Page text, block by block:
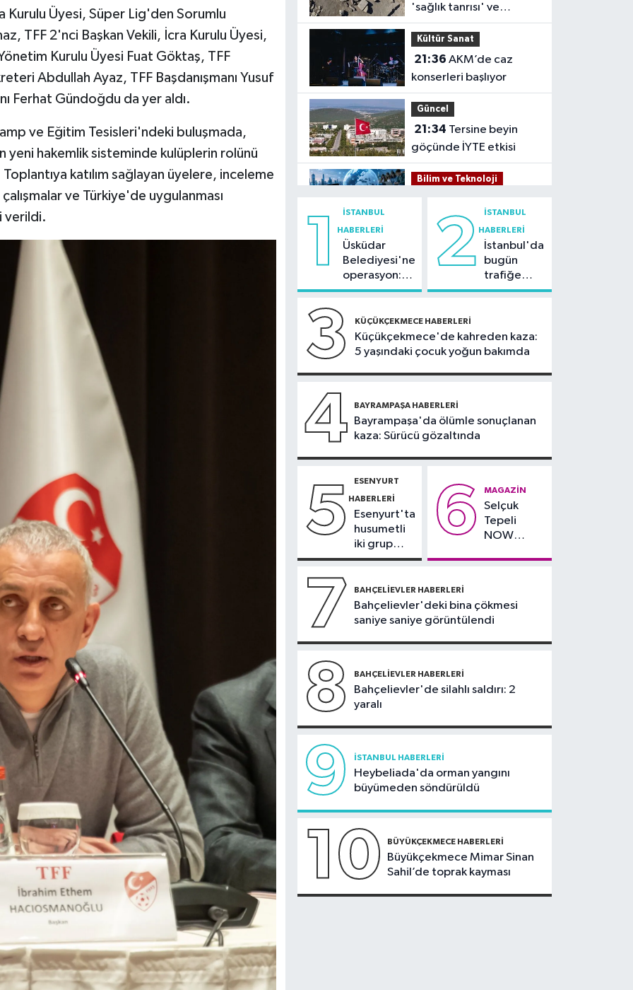
Kurulu Üyesi, Süper Lig'den Sorumlu
TFF 2'nci Başkan Vekili, İcra Kurulu Üyesi,
Kurulu Üyesi Fuat Göktaş, TFF
Abdullah Ayaz, TFF Başdanışmanı Yusuf
Ferhat Gündoğdu da yer aldı.
ve Eğitim Tesisleri'ndeki buluşmada,
yeni hakemlik sisteminde kulüplerin rolünü
katılım sağlayan üyelere, inceleme
ve Türkiye'de uygulanması
verildi.
'sağlık tanrısı' ve
oğlunun heykeli bulundu
Kültür Sanat
21:36
konserleri başlıyor
Güncel
21:34
göçünde İYTE etkisi
Bilim ve Teknoloji
bireylerin oranı yüzde
92,3 oldu
Bilim ve Teknoloji
21:235G abone sayısı
4 ayda 44,5 milyona
Kültür Sanat
21:21Esenler
Belediyesi vatandaşları
yazlık sinemada
21:17"Karaciğerim
yağlı" demeyin,
önlemini alın
1 İSTANBUL
HABERLERI
Üsküdar
Belediyesi'ne
operasyon:
Sinem
tutuklama
talebi
2 İSTANBUL
HABERLERI
İstanbul'da
bugün
trafiğe
dikkat:
bazı yollar
kapatılacak
3 KÜÇÜKÇEKMECE HABERLERI
Küçükçekmece'de kahreden kaza:
5 yaşındaki çocuk yoğun bakımda
4 BAYRAMPAŞA HABERLERI
Bayrampaşa'da ölümle sonuçlanan
kaza: Sürücü gözaltında
5 ESENYURT
HABERLERI
Esenyurt'ta
husumetli
iki grup
arasında
kavga
6 MAGAZIN
Selçuk
Tepeli
NOW
7 BAHÇELIEVLER HABERLERI
Bahçelievler'deki bina çökmesi
saniye saniye görüntülendi
8 BAHÇELIEVLER HABERLERI
Bahçelievler'de silahlı saldırı: 2
yaralı
9 İSTANBUL HABERLERI
Heybeliada'da orman yangını
büyümeden söndürüldü
10 BÜYÜKÇEKMECE HABERLERI
Büyükçekmece Mimar Sinan
Sahil’de toprak kayması